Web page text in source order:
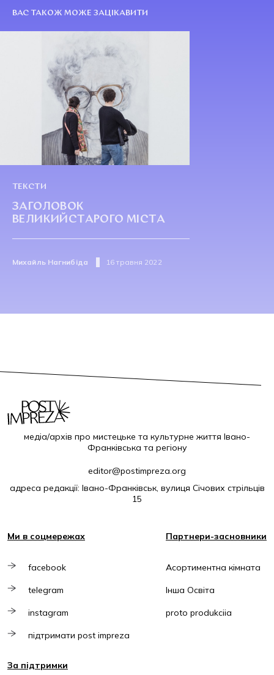
ВАС ТАКОЖ МОЖЕ ЗАЦІКАВИТИ
ТЕКСТИ
ЗАГОЛОВОК
ВЕЛИКИЙСТАРОГО МІСТА
Михайль Нагнибіда 16 травня 2022
медіа/архів про мистецьке та культурне життя Івано-
Франківська та регіону
editor@postimpreza.org
адреса редакції: Івано-Франківськ, вулиця Січових стрільців
15
Ми в соцмережах
facebook
telegram
instagram
підтримати post impreza
Партнери-засновники
Асортиментна кімната
Інша Освіта
proto produkciia
За підтримки